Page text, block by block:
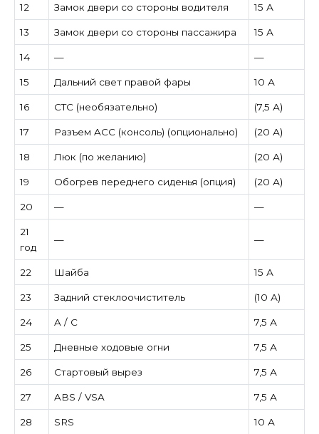
12 Замок двери со стороны водителя 15 А
13 Замок двери со стороны пассажира 15 А
14 — —
15 Дальний свет правой фары 10 А
16 СТС (необязательно) (7,5 А)
17 Разъем ACC (консоль) (опционально) (20 А)
18 Люк (по желанию) (20 А)
19 Обогрев переднего сиденья (опция) (20 А)
20 — —
21
год
— —
22 Шайба 15 А
23 Задний стеклоочиститель (10 А)
24 A / C 7,5 А
25 Дневные ходовые огни 7,5 А
26 Стартовый вырез 7,5 А
27 ABS / VSA 7,5 А
28 SRS 10 А